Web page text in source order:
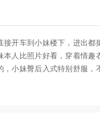
开车到小妹楼下，进出都
人比照片好看，穿着情趣
小妹臀后入式特别舒服，